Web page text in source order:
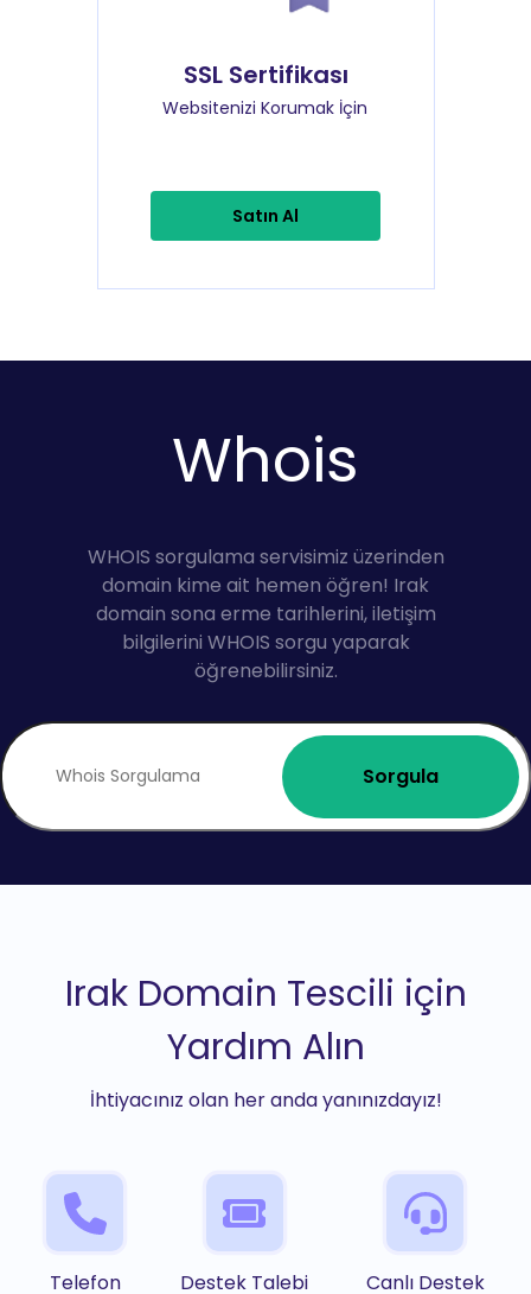
SSL Sertifikası
Websitenizi Korumak İçin
Satın Al
Whois
WHOIS sorgulama servisimiz üzerinden
domain kime ait hemen öğren! Irak
domain sona erme tarihlerini, iletişim
bilgilerini WHOIS sorgu yaparak
öğrenebilirsiniz.
Sorgula
Irak Domain Tescili için
Yardım Alın
İhtiyacınız olan her anda yanınızdayız!
Telefon Destek Talebi Canlı Destek